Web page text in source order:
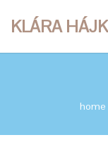
KLÁRA
home